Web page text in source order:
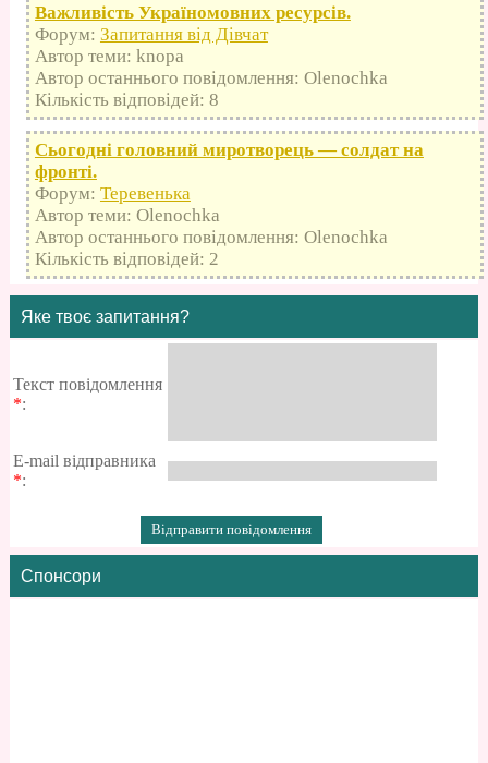
Важливість Україномовних ресурсів.
Форум: Запитання від Дівчат
Автор теми: knopa
Автор останнього повідомлення: Olenochka
Кількість відповідей: 8
Сьогодні головний миротворець — солдат на
фронті.
Форум: Теревенька
Автор теми: Olenochka
Автор останнього повідомлення: Olenochka
Кількість відповідей: 2
Яке твоє запитання?
Текст повідомлення
*:
E-mail відправника
*:
Спонсори